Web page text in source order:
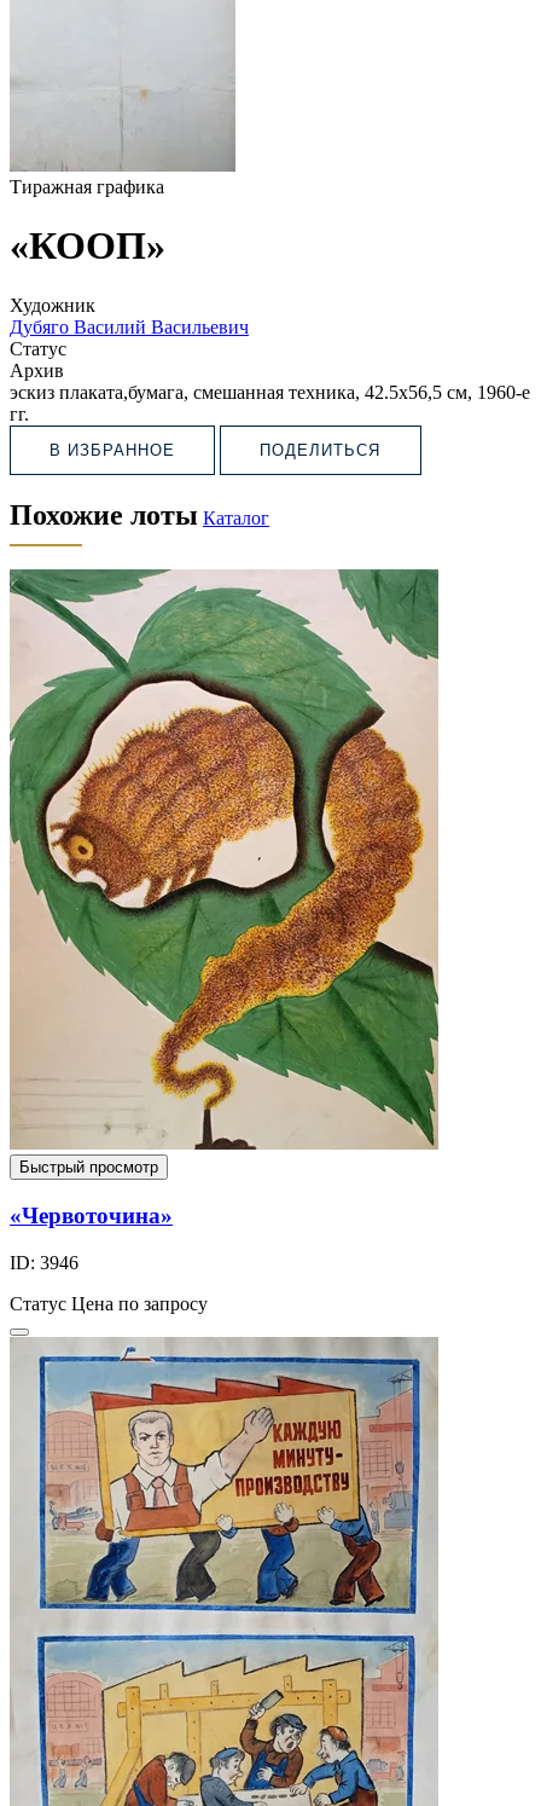
Тиражная графика
«КООП»
Художник
Дубяго Василий Васильевич
Статус
Архив
эскиз плаката,бумага, смешанная техника, 42.5х56,5 см, 1960-е
гг.
В ИЗБРАННОЕ ПОДЕЛИТЬСЯ
Похожие лоты Каталог
Быстрый просмотр
«Червоточина»
ID: 3946
Статус Цена по запросу